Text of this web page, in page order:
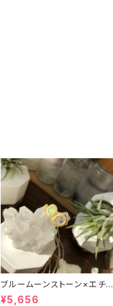
ブルームーンストーン×エチオ
ピアオパール＊マクラメリング
¥5,656